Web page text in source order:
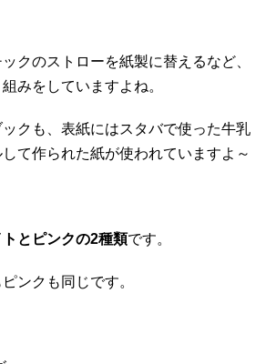
クのストローを紙製に替えるなど、
みをしていますよね。
クも、表紙にはスタバで使った牛乳
て作られた紙が使われていますよ～
とピンクの2種類です。
ンクも同じです。